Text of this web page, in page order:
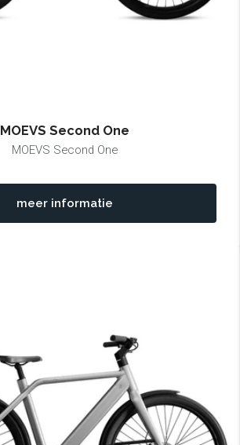
MOEVS Second One
MOEVS Second One
meer informatie